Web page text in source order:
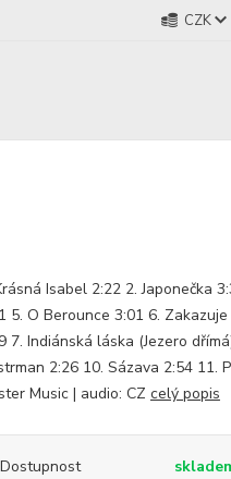
CZK
Isabel 2:22 2. Japonečka
5. O Berounce 3:01 6.
7. Indiánská láska (Jezero
2:26 10. Sázava 2:54 11.
Music | audio: CZ celý popis
Dostupnost